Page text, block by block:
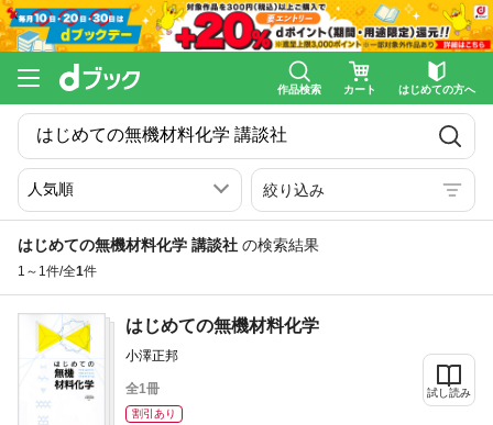
作品検索 カート はじめての方へ
絞り込み
はじめての無機材料化学 講談社 の検索結果
1～1件/全1件
はじめての無機材料化学
小澤正邦
全1冊
割引あり
試し読み